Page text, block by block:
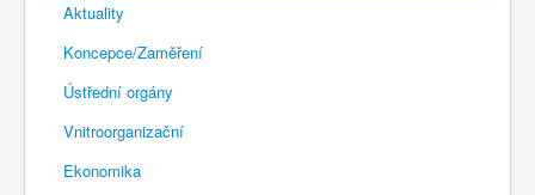
Plán činnosti 2026
Kalendář akcí
Výhody pro členy
Portál REDENOX
Aktuality
Koncepce/Zaměření
Ústřední orgány
Vnitroorganizační
Ekonomika